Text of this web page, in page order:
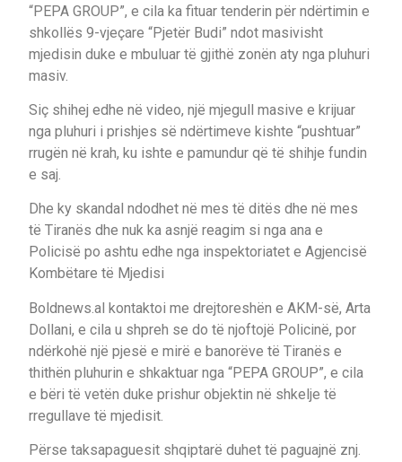
“PEPA GROUP”, e cila ka fituar tenderin për ndërtimin e
shkollës 9-vjeçare “Pjetër Budi” ndot masivisht
mjedisin duke e mbuluar të gjithë zonën aty nga pluhuri
masiv.
Siç shihej edhe në video, një mjegull masive e krijuar
nga pluhuri i prishjes së ndërtimeve kishte “pushtuar”
rrugën në krah, ku ishte e pamundur që të shihje fundin
e saj.
Dhe ky skandal ndodhet në mes të ditës dhe në mes
të Tiranës dhe nuk ka asnjë reagim si nga ana e
Policisë po ashtu edhe nga inspektoriatet e Agjencisë
Kombëtare të Mjedisi
Boldnews.al kontaktoi me drejtoreshën e AKM-së, Arta
Dollani, e cila u shpreh se do të njoftojë Policinë, por
ndërkohë një pjesë e mirë e banorëve të Tiranës e
thithën pluhurin e shkaktuar nga “PEPA GROUP”, e cila
e bëri të vetën duke prishur objektin në shkelje të
rregullave të mjedisit.
Përse taksapaguesit shqiptarë duhet të paguajnë znj.